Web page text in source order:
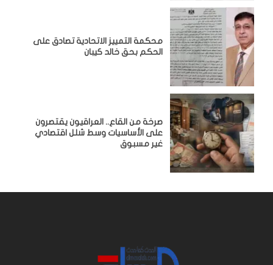
محكمة التمييز الاتحادية تصادق على
الحكم بحق خالد كيبان
صرخة من القاع.. العراقيون يقتصرون
على الأساسيات وسط شلل اقتصادي
غير مسبوق